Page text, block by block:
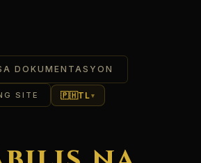
DOKUMENTASYON
SITE 🇵🇭TL▾